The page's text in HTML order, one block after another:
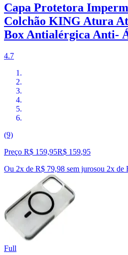
Capa Protetora
Colchão KING Atura
Box Antialérgica Anti-
4.7
(9)
Preço R$ 159,95R$ 159,95
Ou 2x de R$ 79,98 sem jurosou 2x de
Full